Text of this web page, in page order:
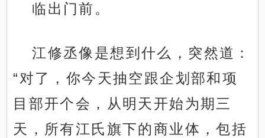
临出门前。
江修丞像是想到什么，突然道：
“对了，你今天抽空跟企划部和项
目部开个会，从明天开始为期三
天，所有江氏旗下的商业体，包括